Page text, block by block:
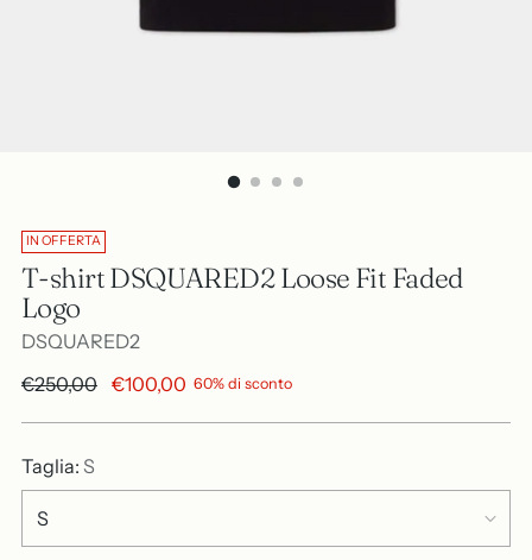
IN OFFERTA
T-shirt DSQUARED2 Loose Fit Faded
Logo
DSQUARED2
Prezzo
€250,00 €100,00 60% di sconto
Taglia: S